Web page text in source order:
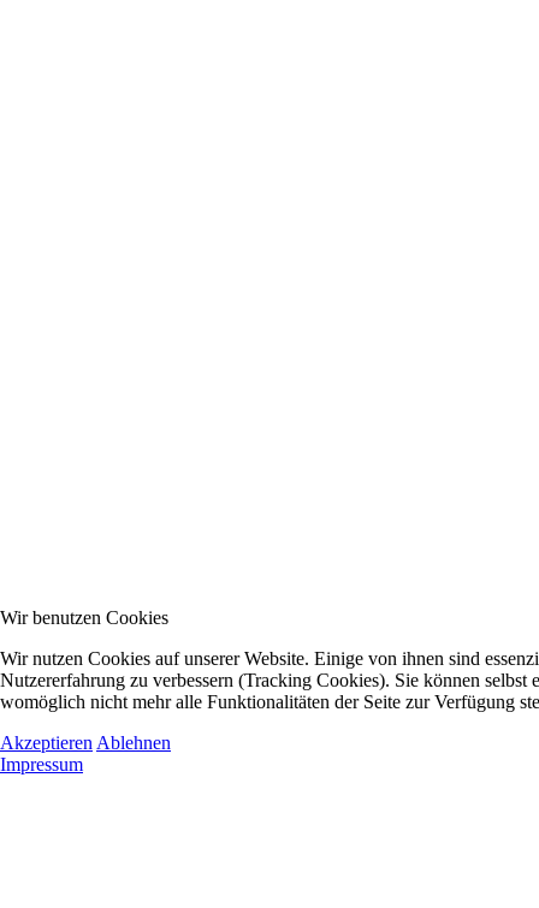
Wir benutzen Cookies
Wir nutzen Cookies auf unserer Website. Einige von ihnen sind
Nutzererfahrung zu verbessern (Tracking Cookies). Sie können
womöglich nicht mehr alle Funktionalitäten der Seite zur Verfügung
Akzeptieren Ablehnen
Impressum